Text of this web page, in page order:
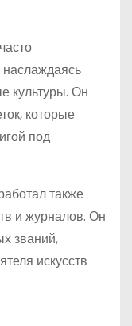
культуры. Он
которые
под
также
и журналов. Он
званий,
искусств